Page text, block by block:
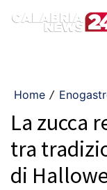
Home /
La zucca
tra
di